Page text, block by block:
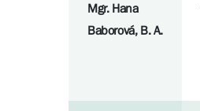
Mgr. Hana
Baborová, B. A.